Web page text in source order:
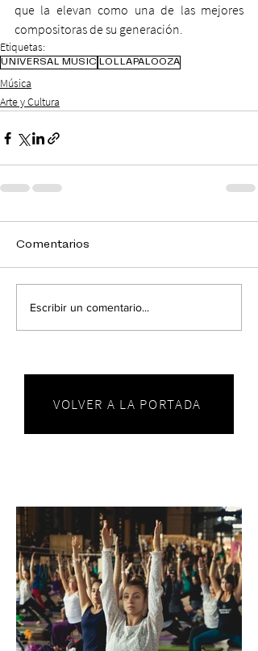
que la elevan como una de las mejores
compositoras de su generación.
Etiquetas:
UNIVERSAL MUSIC LOLLAPALOOZA
Música
Arte y Cultura
Comentarios
Escribir un comentario...
VOLVER A LA PORTADA